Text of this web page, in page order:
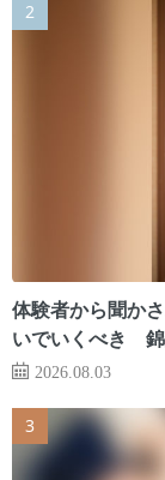
体験者から聞か
いでいくべき 錦
2026.08.03